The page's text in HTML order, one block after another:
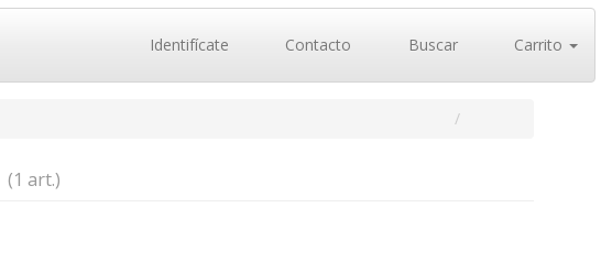
Identifícate Contacto Buscar Carrito
(1 art.)